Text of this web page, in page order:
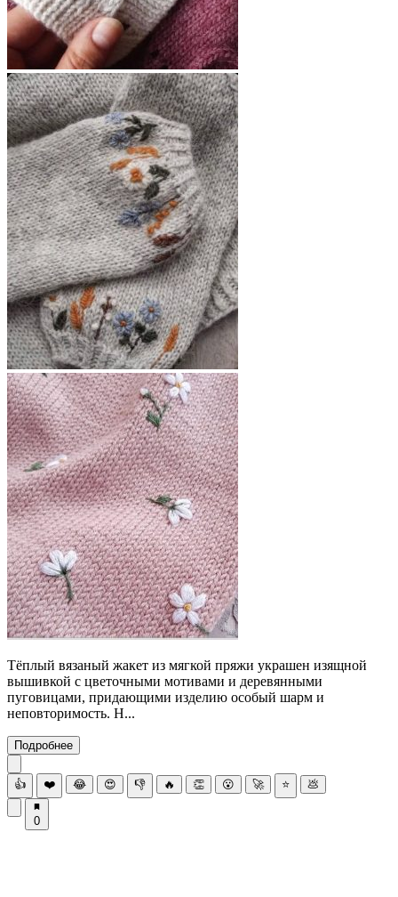
Тёплый вязаный жакет из мягкой пряжи украшен изящной
вышивкой с цветочными мотивами и деревянными
пуговицами, придающими изделию особый шарм и
неповторимость. Н...
Подробнее
👍 ❤️ 😂 😍 👎 🔥 👏 😮 🚀 ⭐ 💩
0